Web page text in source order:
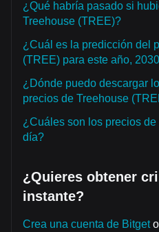
¿Qué habría pasado si
Treehouse (TREE)?
¿Cuál es la predicción del
(TREE) para este año,
¿Dónde puedo descargar
precios de Treehouse
¿Cuáles son los precios
día?
¿Quieres obtener
instante?
Crea una cuenta de Bitgeto